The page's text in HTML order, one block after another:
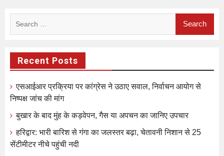
Recent Posts
एसआईआर प्रक्रिया पर कांग्रेस ने उठाए सवाल, निर्वाचन आयोग से
निष्पक्ष जांच की मांग
बुखार के बाद मुंह के कड़वेपन, गैस या अपचन का जानिए उपचार
हरिद्वार: भारी बारिश से गंगा का जलस्तर बढ़ा, चेतावनी निशान से 25
सेंटीमीटर नीचे पहुंची नदी